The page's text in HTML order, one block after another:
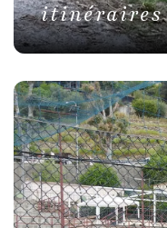
itinéraires